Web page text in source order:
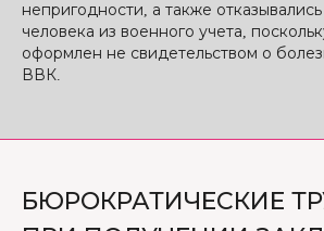
непригодности, а также
человека из военного учета,
оформлен не свидетельством о
ВВК.
БЮРОКРАТИЧЕСКИЕ